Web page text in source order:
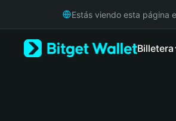
Русский
Estás viendo esta página
Billetera